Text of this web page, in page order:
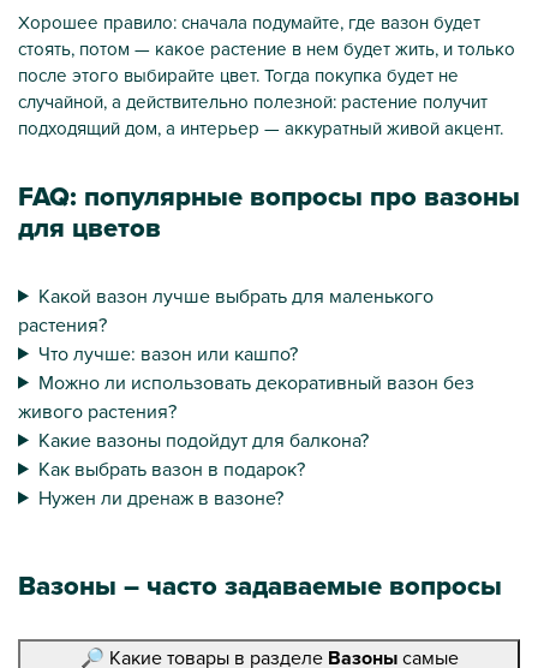
Хорошее правило: сначала подумайте, где вазон будет
стоять, потом — какое растение в нем будет жить, и только
после этого выбирайте цвет. Тогда покупка будет не
случайной, а действительно полезной: растение получит
подходящий дом, а интерьер — аккуратный живой акцент.
FAQ: популярные вопросы про вазоны
для цветов
Какой вазон лучше выбрать для маленького
растения?
Что лучше: вазон или кашпо?
Можно ли использовать декоративный вазон без
живого растения?
Какие вазоны подойдут для балкона?
Как выбрать вазон в подарок?
Нужен ли дренаж в вазоне?
Вазоны – часто задаваемые вопросы
🔎 Какие товары в разделе Вазонысамые